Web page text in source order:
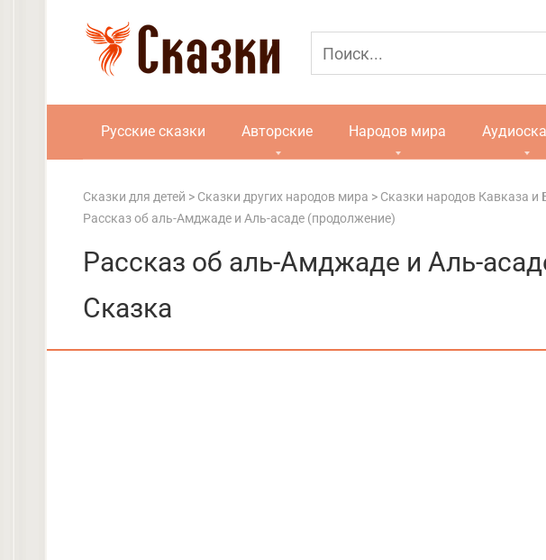
Русские сказки Авторские Народов мира
Сказки для детей > Сказки других народов мира > Сказки народов Кавказа и
Рассказ об аль-Амджаде и Аль-асаде (продолжение)
Рассказ об аль-Амджаде и Аль-
Сказка